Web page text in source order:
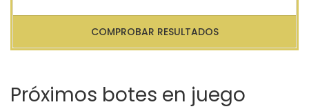
COMPROBAR RESULTADOS
Próximos botes en juego